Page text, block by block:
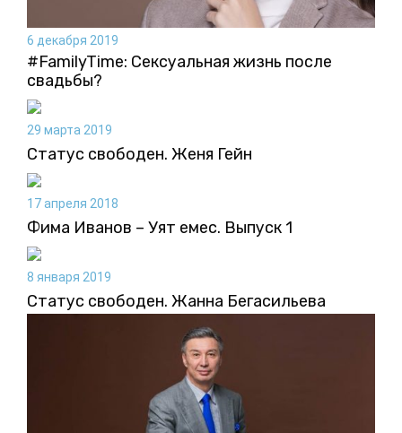
6 декабря 2019
#FamilyTime: Сексуальная жизнь после
свадьбы?
29 марта 2019
Статус свободен. Женя Гейн
17 апреля 2018
Фима Иванов – Уят емес. Выпуск 1
8 января 2019
Статус свободен. Жанна Бегасильева